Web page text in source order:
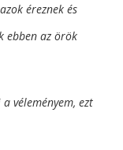
éreznek és
ebben az örök
véleményem, ezt